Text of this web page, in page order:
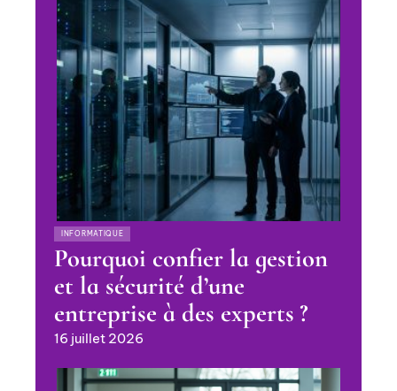
INFORMATIQUE
Pourquoi confier la gestion
et la sécurité d’une
entreprise à des experts ?
16 juillet 2026